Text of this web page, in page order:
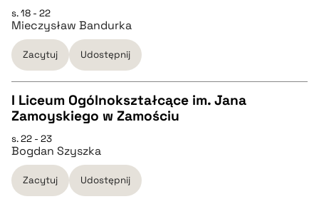
s. 18 - 22
Mieczysław Bandurka
Zacytuj Udostępnij
CZYSTY TEKST
pobierz cytat
I Liceum Ogólnokształcące im. Jana
Zamoyskiego w Zamościu
s. 22 - 23
Bogdan Szyszka
Zacytuj Udostępnij